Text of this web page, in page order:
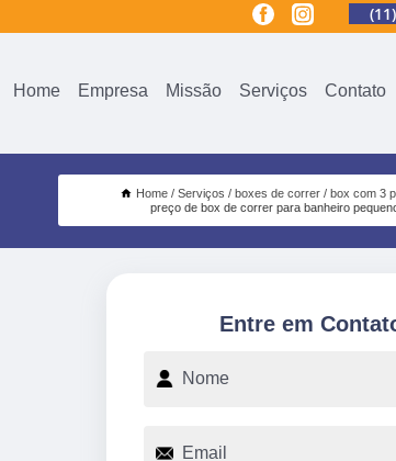
Home Empresa Missão Serviços Contato
Home Serviços boxes de correr
box com 3
preço de box de correr para banheiro
Entre em